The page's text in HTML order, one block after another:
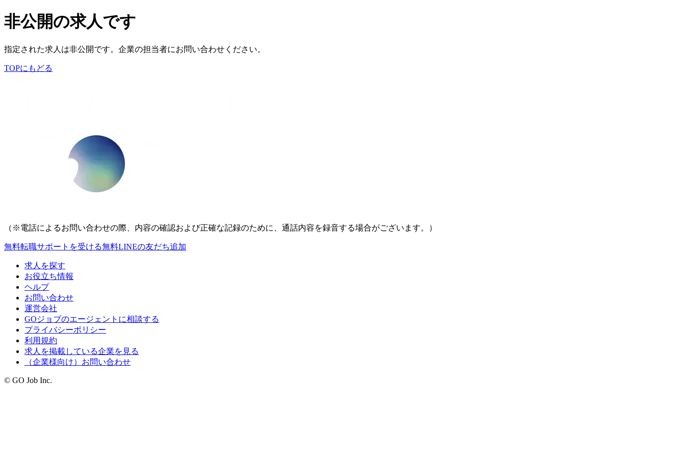
非公開の求人です
指定された求人は非公開です。企業の担当者にお問い合わせください。
TOPにもどる
（※電話によるお問い合わせの際、内容の確認および正確な記録のために、通話内容を録音する場合がございます。）
無料転職サポートを受ける無料LINEの友だち追加
求人を探す
お役立ち情報
ヘルプ
お問い合わせ
運営会社
GOジョブのエージェントに相談する
プライバシーポリシー
利用規約
求人を掲載している企業を見る
（企業様向け）お問い合わせ
© GO Job Inc.